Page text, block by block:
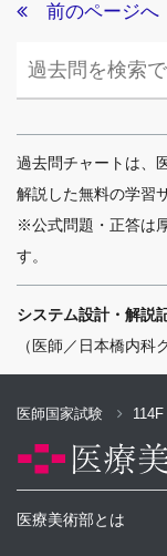
前のページへ
過去問チャートは、
解説した無料の学習
※公式問題・正答は
す。
システム設計・解説
（医師／日本橋内科
医師国家試験 114F
医療美術部とは